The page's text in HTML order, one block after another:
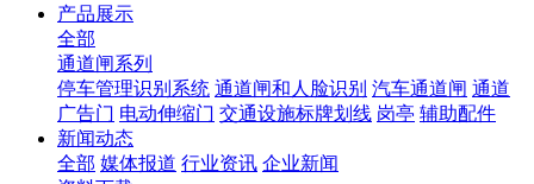
产品展示
全部
通道闸系列
停车管理识别系统 通道闸和人脸识别 汽车通道闸 通道
广告门 电动伸缩门 交通设施标牌划线 岗亭 辅助配件
新闻动态
全部 媒体报道 行业资讯 企业新闻